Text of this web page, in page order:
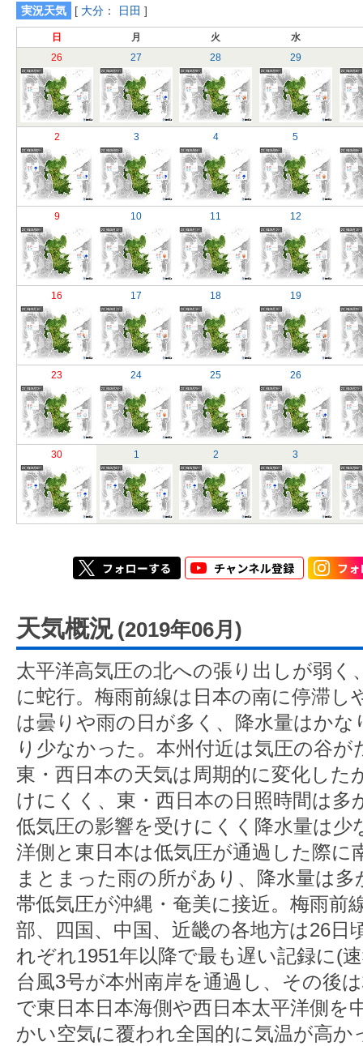
実況天気 [ 大分 ： 日田 ]
日 月 火
水
26
27 28 29
2 3 4 5
9 10 11 12
16 17 18 19
23 24 25 26
30 1 2 3
天気概況 (2019年06月)
太平洋高気圧の北への張り出しが弱く
に蛇行。梅雨前線は日本の南に停滞し
は曇りや雨の日が多く、降水量はか
り少なかった。本州付近は気圧の谷
東・西日本の天気は周期的に変化した
けにくく、東・西日本の日照時間は多
低気圧の影響を受けにくく降水量は少
洋側と東日本は低気圧が通過した際に
まとまった雨の所があり、降水量は
帯低気圧が沖縄・奄美に接近。梅雨前
部、四国、中国、近畿の各地方は26日
れぞれ1951年以降で最も遅い記録に(
台風3号が本州南岸を通過し、その後
で東日本日本海側や西日本太平洋側を
かい空気に覆われ全国的に気温が高か